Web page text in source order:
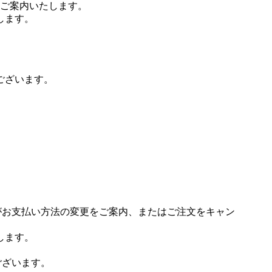
案内いたします。
す。
います。
支払い方法の変更をご案内、またはご注文をキャン
す。
います。